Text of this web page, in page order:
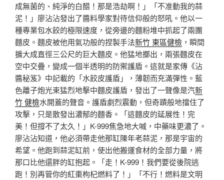
成無菌的、純淨的白醋！那是浩劫啊！」「不准動我的蒜
泥！」廖沾沾發出了醬料學家對待信仰般的怒吼。他以一
種專業包水餃的極限速度，從旁邊的麵粉堆中抓起了兩團
麵皮。麵皮被他用氣功般的捏製手法新竹 東區健檢 ，瞬間
擴大成直徑三公尺的巨大麵皮。他猛地擲出，兩張麵皮在
空中交疊，變成一個半透明的防禦護盾。這就是家傳《沾
醬秘笈》中記載的「水餃皮護盾」，薄韌而充滿彈性。藍
色離子炮光束猛烈地擊中麵皮護盾，發出了一聲像是汽新
竹 健檢水開蓋的聲音。護盾劇烈震動，但奇蹟般地擋住了
攻擊，只是散發出濃郁的麵香。「這麵皮的延展性！完
美！但撐不了太久！」K-999焦急地大喊，中藥味更濃了。
廖沾沾知道，他必須帶走他那缸陳年老蒜泥，那是宇宙的
希望。他跑到蒜泥缸前，使出他搬運食材的全部力量，將
那口比他還胖的缸抱起。「走！K-999！我們要從後院逃
跑！別再管你的紅棗枸杞燃料了！」「不行！燃料是文明